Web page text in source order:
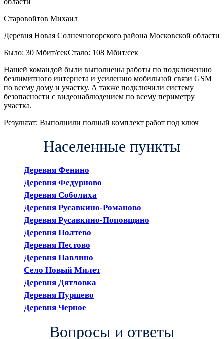
Старовойтов Михаил
Деревня Новая Солнечногорского района Московской области
Было: 30 Мбит/секСтало: 108 Мбит/сек
Нашей командой были выполнены работы по подключению
безлимитного интернета и усилению мобильной связи GSM
по всему дому и участку. А также подключили систему
безопасности с видеонаблюдением по всему периметру
участка.
Результат: Выполнили полный комплект работ под ключ
Населенные пункты
Деревня Фенино
Деревня Федурново
Деревня Соболиха
Деревня Русавкино-Романово
Деревня Русавкино-Поповщино
Деревня Полтево
Деревня Пестово
Деревня Павлино
Село Новый Милет
Деревня Дятловка
Деревня Пуршево
Деревня Черное
Вопросы и ответы